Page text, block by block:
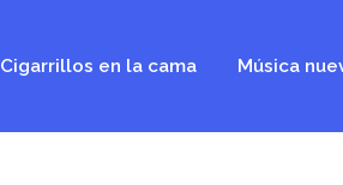
Cigarrillos en la cama Música